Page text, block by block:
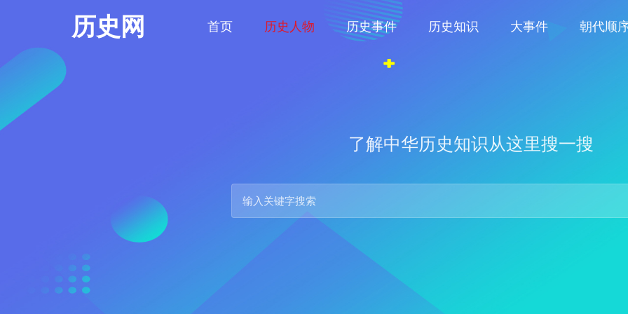
历史网 首页 历史人物 历史事件 历史知识 大事件 朝代顺
了解中华历史知识从这里搜一搜